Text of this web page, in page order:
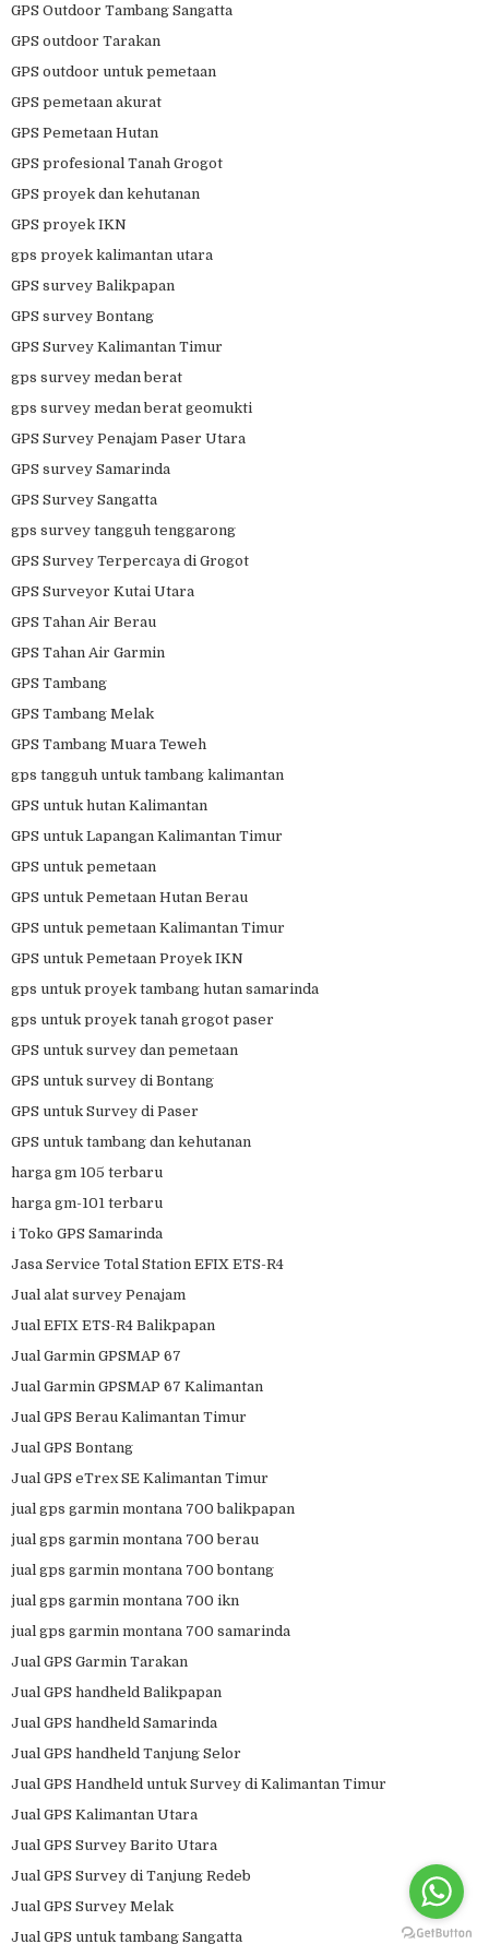
GPS Outdoor Tambang Sangatta
GPS outdoor Tarakan
GPS outdoor untuk pemetaan
GPS pemetaan akurat
GPS Pemetaan Hutan
GPS profesional Tanah Grogot
GPS proyek dan kehutanan
GPS proyek IKN
gps proyek kalimantan utara
GPS survey Balikpapan
GPS survey Bontang
GPS Survey Kalimantan Timur
gps survey medan berat
gps survey medan berat geomukti
GPS Survey Penajam Paser Utara
GPS survey Samarinda
GPS Survey Sangatta
gps survey tangguh tenggarong
GPS Survey Terpercaya di Grogot
GPS Surveyor Kutai Utara
GPS Tahan Air Berau
GPS Tahan Air Garmin
GPS Tambang
GPS Tambang Melak
GPS Tambang Muara Teweh
gps tangguh untuk tambang kalimantan
GPS untuk hutan Kalimantan
GPS untuk Lapangan Kalimantan Timur
GPS untuk pemetaan
GPS untuk Pemetaan Hutan Berau
GPS untuk pemetaan Kalimantan Timur
GPS untuk Pemetaan Proyek IKN
gps untuk proyek tambang hutan samarinda
gps untuk proyek tanah grogot paser
GPS untuk survey dan pemetaan
GPS untuk survey di Bontang
GPS untuk Survey di Paser
GPS untuk tambang dan kehutanan
harga gm 105 terbaru
harga gm-101 terbaru
i Toko GPS Samarinda
Jasa Service Total Station EFIX ETS-R4
Jual alat survey Penajam
Jual EFIX ETS-R4 Balikpapan
Jual Garmin GPSMAP 67
Jual Garmin GPSMAP 67 Kalimantan
Jual GPS Berau Kalimantan Timur
Jual GPS Bontang
Jual GPS eTrex SE Kalimantan Timur
jual gps garmin montana 700 balikpapan
jual gps garmin montana 700 berau
jual gps garmin montana 700 bontang
jual gps garmin montana 700 ikn
jual gps garmin montana 700 samarinda
Jual GPS Garmin Tarakan
Jual GPS handheld Balikpapan
Jual GPS handheld Samarinda
Jual GPS handheld Tanjung Selor
Jual GPS Handheld untuk Survey di Kalimantan Timur
Jual GPS Kalimantan Utara
Jual GPS Survey Barito Utara
Jual GPS Survey di Tanjung Redeb
Jual GPS Survey Melak
Jual GPS untuk tambang Sangatta